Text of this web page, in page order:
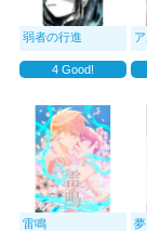
弱者の行進
4Good!
雷鳴